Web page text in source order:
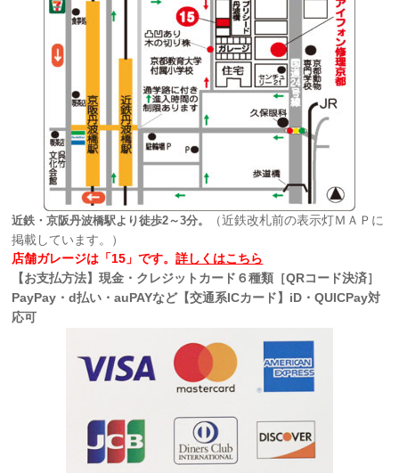
近鉄・京阪丹波橋駅より徒歩2～3分。
（近鉄改札前の表示灯ＭＡＰに
掲載しています。）
店舗ガレージは「15」です。詳しくはこちら
【お支払方法】現金・クレジットカード６種類［QRコード決済］
PayPay・d払い・auPAYなど【交通系ICカード】iD・QUICPay対
応可